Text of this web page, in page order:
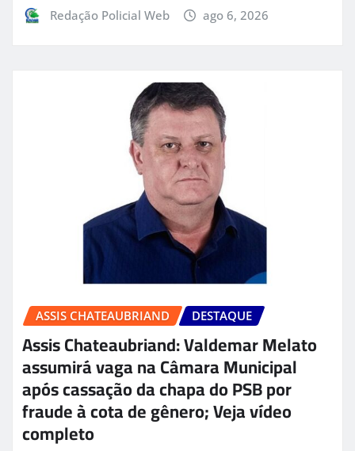
Redação Policial Web ago 6, 2026
ASSIS CHATEAUBRIAND DESTAQUE
Assis Chateaubriand: Valdemar Melato
assumirá vaga na Câmara Municipal
após cassação da chapa do PSB por
fraude à cota de gênero; Veja vídeo
completo